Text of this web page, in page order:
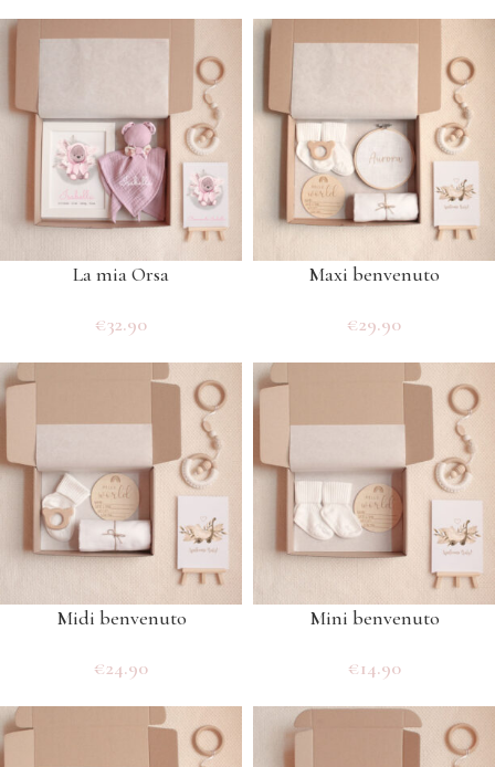
La mia Orsa
€32.90
Maxi benvenuto
€29.90
Midi benvenuto
€24.90
Mini benvenuto
€14.90